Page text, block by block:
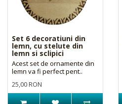
Set 6 decoratiuni din
lemn, cu stelute din
lemn si sclipici
Acest set de ornamente din
lemn va fi perfect pent..
25,00 RON